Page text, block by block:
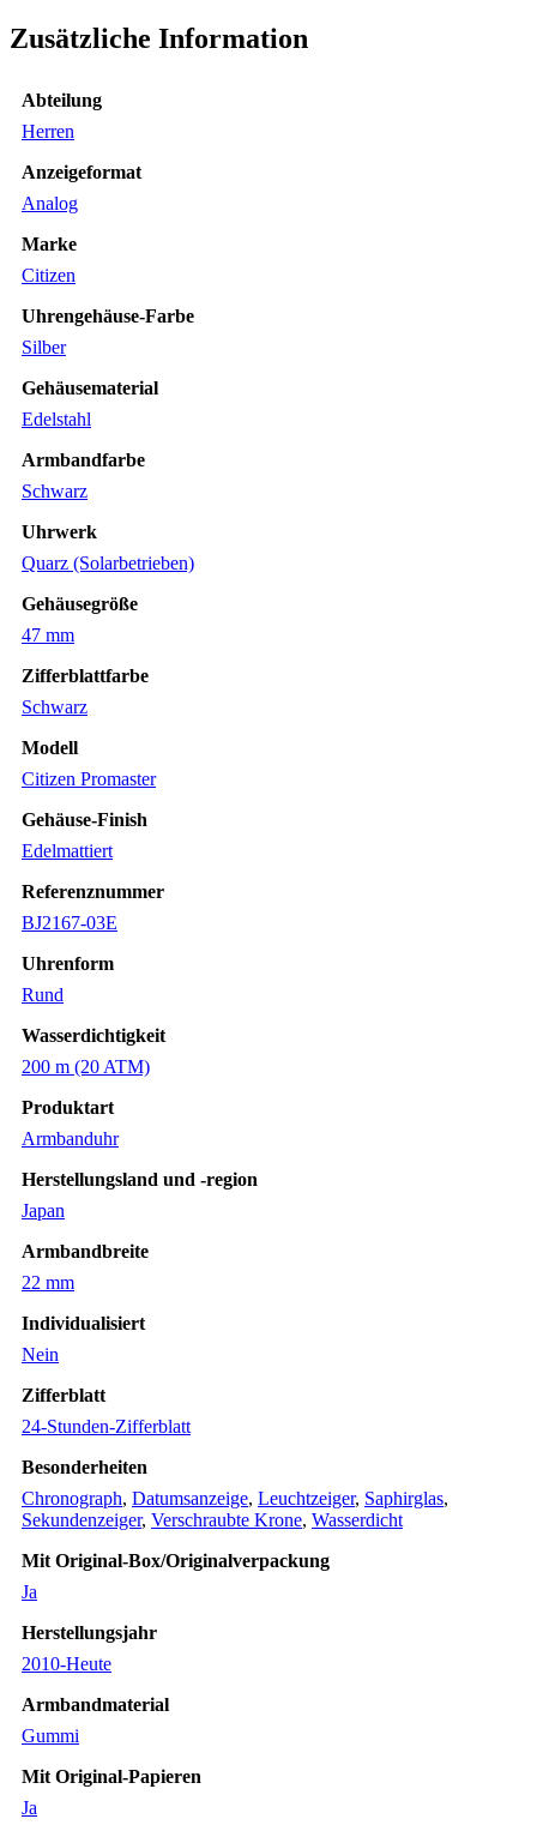
Zusätzliche Information
Abteilung
Herren
Anzeigeformat
Analog
Marke
Citizen
Uhrengehäuse-Farbe
Silber
Gehäusematerial
Edelstahl
Armbandfarbe
Schwarz
Uhrwerk
Quarz (Solarbetrieben)
Gehäusegröße
47 mm
Zifferblattfarbe
Schwarz
Modell
Citizen Promaster
Gehäuse-Finish
Edelmattiert
Referenznummer
BJ2167-03E
Uhrenform
Rund
Wasserdichtigkeit
200 m (20 ATM)
Produktart
Armbanduhr
Herstellungsland und -region
Japan
Armbandbreite
22 mm
Individualisiert
Nein
Zifferblatt
24-Stunden-Zifferblatt
Besonderheiten
Chronograph, Datumsanzeige, Leuchtzeiger, Saphirglas,
Sekundenzeiger, Verschraubte Krone, Wasserdicht
Mit Original-Box/Originalverpackung
Ja
Herstellungsjahr
2010-Heute
Armbandmaterial
Gummi
Mit Original-Papieren
Ja